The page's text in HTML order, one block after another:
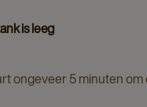
is leeg
ongeveer 5 minuten om